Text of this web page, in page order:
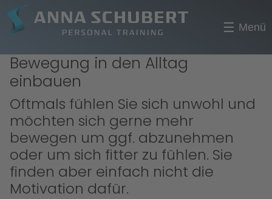
☰ Menü
Bewegung in den Alltag
einbauen
Oftmals fühlen Sie sich unwohl und
möchten sich gerne mehr
bewegen um ggf. abzunehmen
oder um sich fitter zu fühlen. Sie
finden aber einfach nicht die
Motivation dafür.